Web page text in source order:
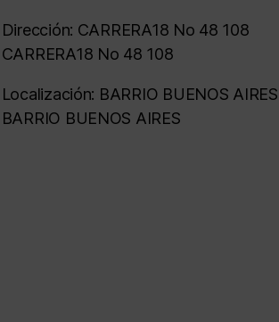
Dirección: CARRERA18 No 48 108
CARRERA18 No 48 108
Localización: BARRIO BUENOS AIRES
BARRIO BUENOS AIRES